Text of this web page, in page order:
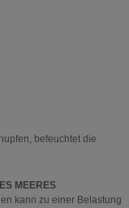
befeuchtet die
MEERES
kann zu einer Belastung